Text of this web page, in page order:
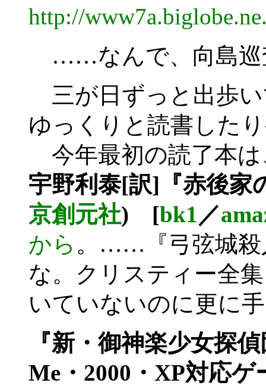
http://
……なんで、向島巡
三が日ずっと出歩
ゆっくりと読書した
今年最初の読了本は
宇野利泰[訳]『赤後家
京創元社) [bk1／
から 。……『弓弦城殺
な。クリスティー全
いていないのに更に
『新・御神楽少女探
Me・2000・XP対応ゲ